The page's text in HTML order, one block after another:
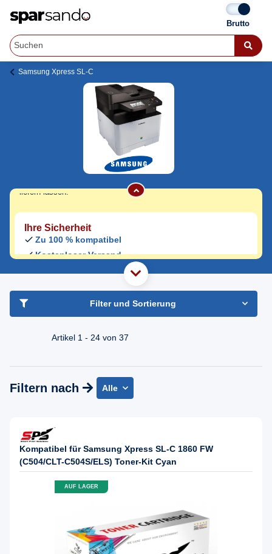
Samsung Xpress SL-C
Samsung Xpress SL-C 1860 FW Toner
Jetzt originale & kompatible Samsung
Xpress SL-C 1860 FW Toner
Sparsando kaufen.
Den Druckerhersteller und das Druckermodell auf Sparsando.de
liefern lassen.
Ihre Sicherheit
Zu 100 % kompatibel
Kostenloser Versand
haben Sie Frage?
Freundlicher Support & Beratung
Mo - Fr. 08.00 - 16:30 Uhr
Filter und Sortierung
Artikel 1 - 24 von 37
Filtern nach Alle
Kompatibel für Samsung Xpress SL-C 1860 FW
(C504/CLT-C504S/ELS) Toner-Kit Cyan
AUF LAGER